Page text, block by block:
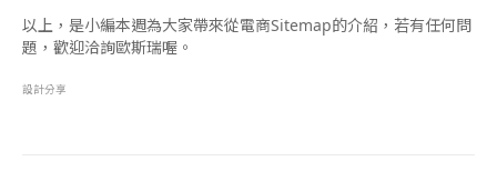
以上，是小編本週為大家帶來從電商Sitemap的介紹，若有任何問
題，歡迎洽詢歐斯瑞喔。
設計分享